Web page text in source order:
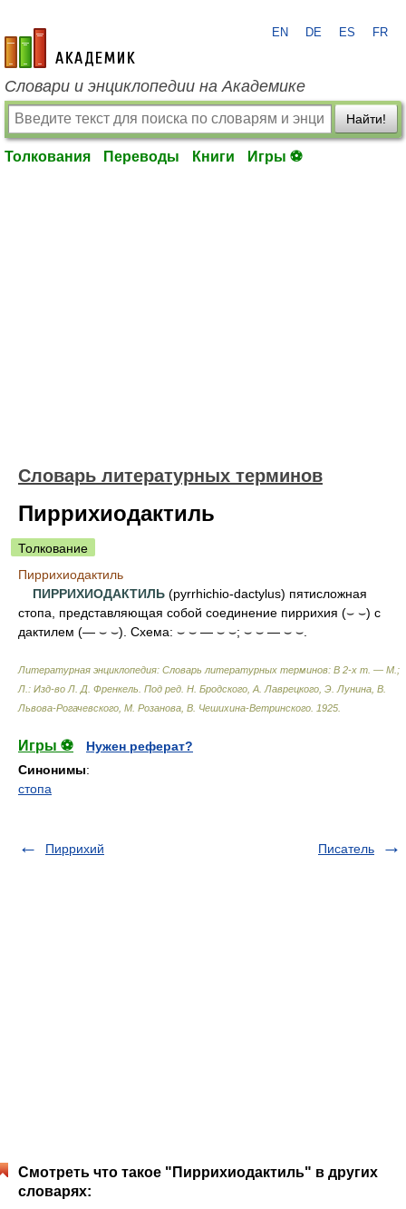
academic.ru
EN DE ES FR
Словари и энциклопедии на Академике
Найти!
Толкования Переводы Книги Игры ⚽
Словарь литературных терминов
Пиррихиодактиль
Толкование
Пиррихиодактиль
ПИРРИХИОДАКТИЛЬ (pyrrhichio-dactylus) пятисложная
стопа, представляющая собой соединение пиррихия (⌣ ⌣) с
дактилем (— ⌣ ⌣). Схема: ⌣ ⌣ — ⌣ ⌣; ⌣ ⌣ — ⌣ ⌣.
Литературная энциклопедия: Словарь литературных терминов: В 2-х т. — М.;
Л.: Изд-во Л. Д. Френкель Под ред. Н. Бродского, А. Лаврецкого, Э. Лунина, В.
Львова-Рогачевского, М. Розанова, В. Чешихина-Ветринского 1925
Игры ⚽
Нужен реферат?
Синонимы:
стопа
Пиррихий Писатель
Смотреть что такое "Пиррихиодактиль" в других
словарях: